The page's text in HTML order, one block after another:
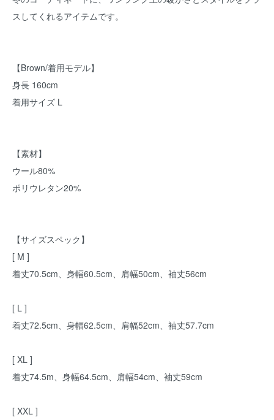
スしてくれるアイテムです。
【Brown/着用モデル】
身長 160cm
着用サイズ L
【素材】
ウール80%
ポリウレタン20%
【サイズスペック】
[ M ]
着丈70.5cm、身幅60.5cm、肩幅50cm、袖丈56cm
[ L ]
着丈72.5cm、身幅62.5cm、肩幅52cm、袖丈57.7cm
[ XL ]
着丈74.5m、身幅64.5cm、肩幅54cm、袖丈59cm
[ XXL ]